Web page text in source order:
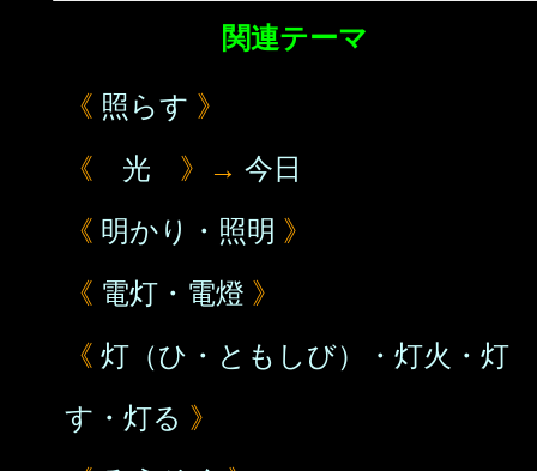
関連テーマ
《 照らす 》
《 光 》→ 今日
《 明かり・照明 》
《 電灯・電燈 》
《 灯（ひ・ともしび）・灯火・灯
す・灯る 》